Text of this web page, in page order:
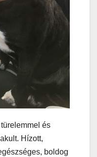
és
Hízott,
boldog